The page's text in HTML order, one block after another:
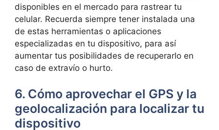
disponibles en ​el⁤ mercado para‍ rastrear tu
celular. Recuerda siempre ‍tener instalada ⁤una
de estas ⁣herramientas o aplicaciones
especializadas en tu dispositivo, ⁢para así
aumentar tus posibilidades de ⁤recuperarlo en⁢
caso de extravío‌ o hurto.
6. Cómo aprovechar el GPS y la
geolocalización para localizar tu
dispositivo